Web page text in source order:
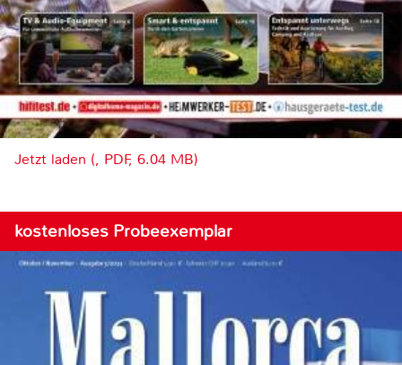
Jetzt laden (, PDF, 6.04 MB)
kostenloses Probeexemplar